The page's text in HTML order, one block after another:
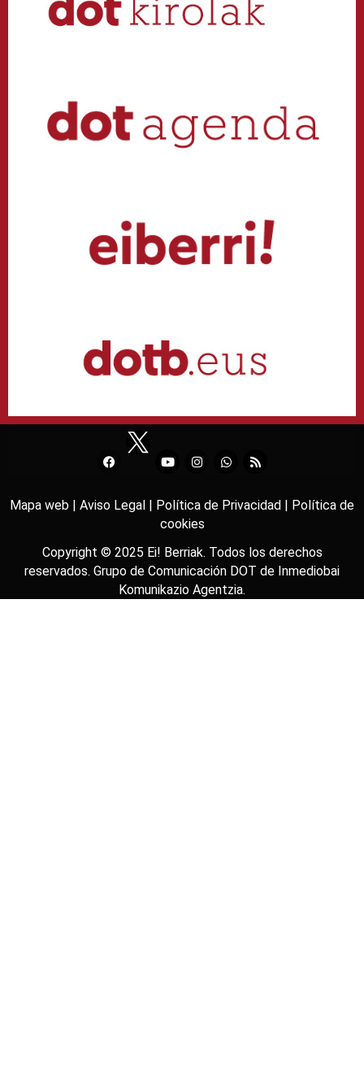
Mapa web | Aviso Legal | Política de Privacidad | Política de
cookies
Copyright © 2025 Ei! Berriak. Todos los derechos
reservados. Grupo de Comunicación DOT de Inmediobai
Komunikazio Agentzia.